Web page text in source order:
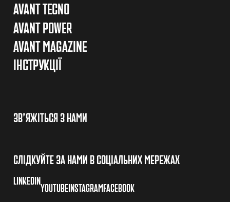
AVANT TECNO
AVANT POWER
AVANT MAGAZINE
ІНСТРУКЦІЇ
ЗВ’ЯЖІТЬСЯ З НАМИ
СЛІДКУЙТЕ ЗА НАМИ В СОЦІАЛЬНИХ МЕРЕЖАХ
LINKEDIN
YOUTUBE INSTAGRAM FACEBOOK